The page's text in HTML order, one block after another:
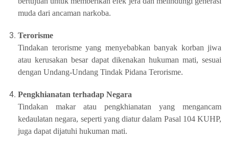
muda dari ancaman narkoba.
Terorisme
Tindakan terorisme yang menyebabkan banyak korban jiwa
atau kerusakan besar dapat dikenakan hukuman mati, sesuai
dengan Undang-Undang Tindak Pidana Terorisme.
Pengkhianatan terhadap Negara
Tindakan makar atau pengkhianatan yang mengancam
kedaulatan negara, seperti yang diatur dalam Pasal 104 KUHP,
juga dapat dijatuhi hukuman mati.